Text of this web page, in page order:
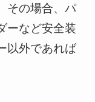
その場合、パ
ーなど安全装
以外であれば